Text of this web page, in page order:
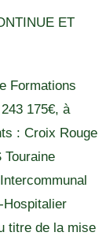
ET
Formations
175€, à
: Croix Rouge
Touraine
Hospitalier
titre de la mise